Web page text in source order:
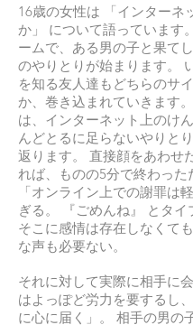
16歳の女性は 「インターネ
か」 について語っています
ームで、ある男の子と果て
のやりとりが始まります。
を知る友人達もどちらのサ
か、巻き込まれていきます
は、インターネット上のけ
んどとるに足らないやりと
返ります。 直接顔をあわせ
れば、ものの5分で終わった
「オンライン上での謝罪は
ぎる。 『ごめんね』 とタイ
そこに感情は存在しなくて
な声も必要ない。
それに対して実際に相手に
はよっぽど労力を要するし
に心に届く」。 相手の男の